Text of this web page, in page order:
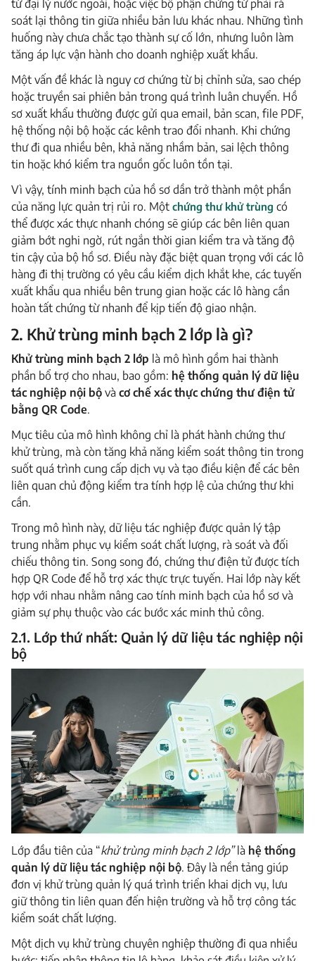
từ đại lý nước ngoài, hoặc việc bộ phận chứng từ phải rà
soát lại thông tin giữa nhiều bản lưu khác nhau. Những tình
huống này chưa chắc tạo thành sự cố lớn, nhưng luôn làm
tăng áp lực vận hành cho doanh nghiệp xuất khẩu.
Một vấn đề khác là nguy cơ chứng từ bị chỉnh sửa, sao chép
hoặc truyền sai phiên bản trong quá trình luân chuyển. Hồ
sơ xuất khẩu thường được gửi qua email, bản scan, file PDF,
hệ thống nội bộ hoặc các kênh trao đổi nhanh. Khi chứng
thư đi qua nhiều bên, khả năng nhầm bản, sai lệch thông
tin hoặc khó kiểm tra nguồn gốc luôn tồn tại.
Vì vậy, tính minh bạch của hồ sơ dần trở thành một phần
của năng lực quản trị rủi ro. Một chứng thư khử trùng có
thể được xác thực nhanh chóng sẽ giúp các bên liên quan
giảm bớt nghi ngờ, rút ngắn thời gian kiểm tra và tăng độ
tin cậy của bộ hồ sơ. Điều này đặc biệt quan trọng với các lô
hàng đi thị trường có yêu cầu kiểm dịch khắt khe, các tuyến
xuất khẩu qua nhiều bên trung gian hoặc các lô hàng cần
hoàn tất chứng từ nhanh để kịp tiến độ giao nhận.
2. Khử trùng minh bạch 2 lớp là gì?
Khử trùng minh bạch 2 lớp là mô hình gồm hai thành
phần bổ trợ cho nhau, bao gồm: hệ thống quản lý dữ liệu
tác nghiệp nội bộ và cơ chế xác thực chứng thư điện tử
bằng QR Code.
Mục tiêu của mô hình không chỉ là phát hành chứng thư
khử trùng, mà còn tăng khả năng kiểm soát thông tin trong
suốt quá trình cung cấp dịch vụ và tạo điều kiện để các bên
liên quan chủ động kiểm tra tính hợp lệ của chứng thư khi
cần.
Trong mô hình này, dữ liệu tác nghiệp được quản lý tập
trung nhằm phục vụ kiểm soát chất lượng, rà soát và đối
chiếu thông tin. Song song đó, chứng thư điện tử được tích
hợp QR Code để hỗ trợ xác thực trực tuyến. Hai lớp này kết
hợp với nhau nhằm nâng cao tính minh bạch của hồ sơ và
giảm sự phụ thuộc vào các bước xác minh thủ công.
2.1. Lớp thứ nhất: Quản lý dữ liệu tác nghiệp nội
bộ
Lớp đầu tiên của “khử trùng minh bạch 2 lớp”là hệ thống
quản lý dữ liệu tác nghiệp nội bộ. Đây là nền tảng giúp
đơn vị khử trùng quản lý quá trình triển khai dịch vụ, lưu
giữ thông tin liên quan đến hiện trường và hỗ trợ công tác
kiểm soát chất lượng.
Một dịch vụ khử trùng chuyên nghiệp thường đi qua nhiều